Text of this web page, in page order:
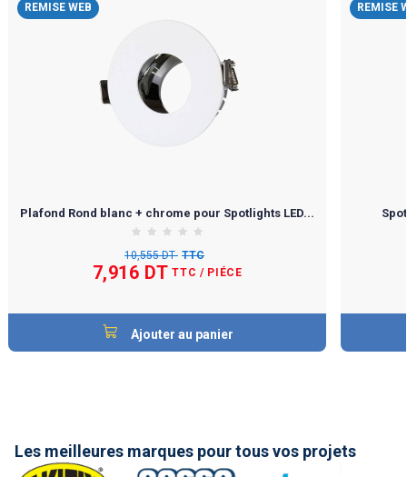
REMISE WEB
Plafond Rond blanc + chrome pour Spotlights LED...
10,555 DT TTC
7,916 DT TTC / PIÉCE
Ajouter au panier
REMISE
Les meilleures marques pour tous vos projets